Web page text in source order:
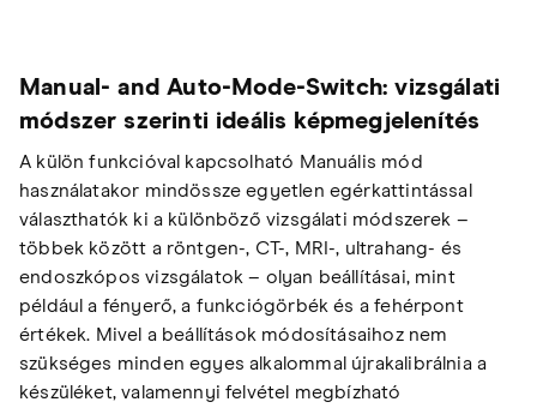
Manual- and Auto-Mode-Switch: vizsgálati
módszer szerinti ideális képmegjelenítés
A külön funkcióval kapcsolható Manuális mód
használatakor mindössze egyetlen egérkattintással
választhatók ki a különböző vizsgálati módszerek –
többek között a röntgen-, CT-, MRI-, ultrahang- és
endoszkópos vizsgálatok – olyan beállításai, mint
például a fényerő, a funkciógörbék és a fehérpont
értékek. Mivel a beállítások módosításaihoz nem
szükséges minden egyes alkalommal újrakalibrálnia a
készüléket, valamennyi felvétel megbízható